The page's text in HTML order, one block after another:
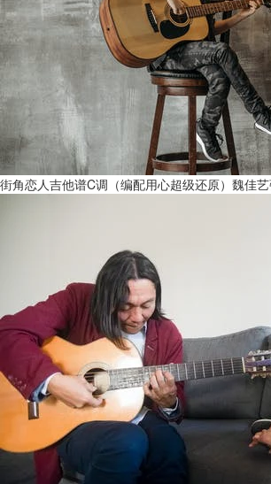
街角恋人吉他谱C调（编配用心超级还原）魏佳